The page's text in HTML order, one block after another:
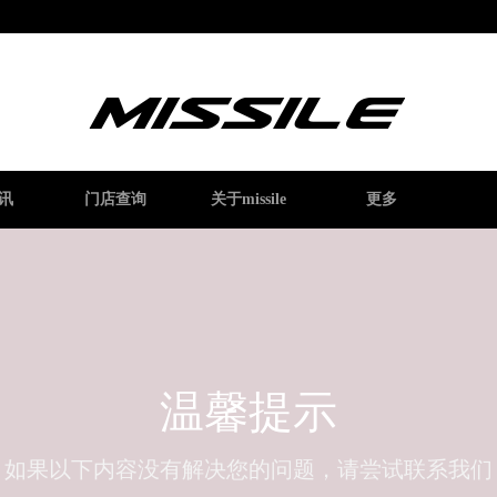
门店查询 关于missile 更多
温馨提示
如果以下内容没有解决您的问题，请尝试联系我们